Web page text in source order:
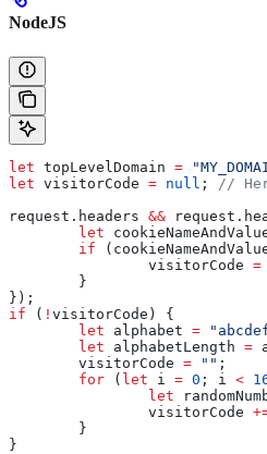
NodeJS
let topLevelDomain =
let visitorCode = null ;
//
request . headers && request .
	let
	if
(
		visitorCode
=
	}
});
if ( ! visitorCode ) {
	let
alphabet =
	let
alphabetLength =
	visitorCode
= "" ;
	for
( let i = 0 ; i <
		let
		visitorCode
	}
}